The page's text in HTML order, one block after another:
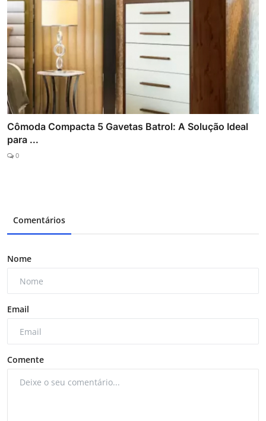
Cômoda Compacta 5 Gavetas Batrol: A Solução Ideal
para ...
0
Comentários
Nome
Email
Comente